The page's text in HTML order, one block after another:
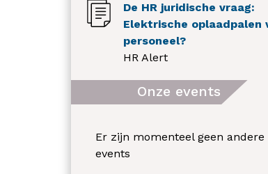
De HR juridische vraag:
Elektrische oplaadpalen
personeel?
HR Alert
Onze events
Er zijn momenteel geen andere
events